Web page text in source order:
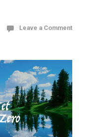
Leave a Comment